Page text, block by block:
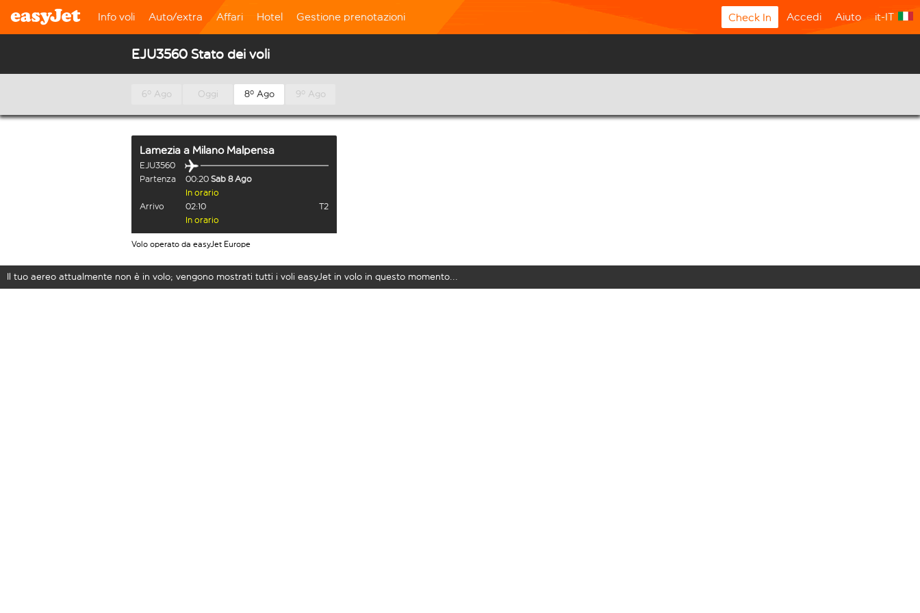
Info voli Auto/extra Affari Hotel Gestione prenotazioni Check In Accedi Aiuto it-IT
EJU3560 Stato dei voli
6º Ago Oggi 8º Ago 9º Ago
Lamezia a Milano Malpensa
EJU3560
Partenza
00:20 Sab 8 Ago
In orario
Arrivo
02:10
T2
In orario
Volo operato da easyJet Europe
Il tuo aereo attualmente non è in volo; vengono mostrati tutti i voli easyJet in volo in questo momento...